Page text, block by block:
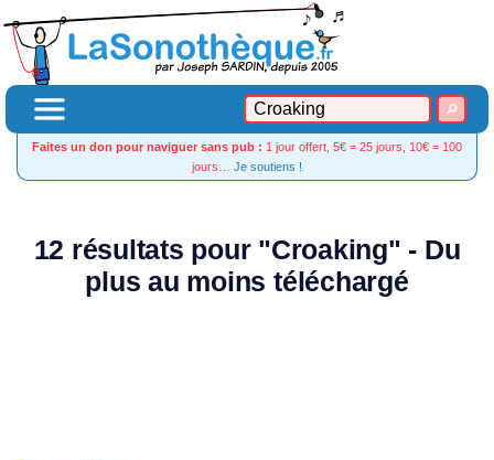
Faites un don pour naviguer sans pub : 1 jour offert, 5€ = 25 jours, 10€ = 100
jours… Je soutiens !
12 résultats pour "Croaking" - Du
plus au moins téléchargé